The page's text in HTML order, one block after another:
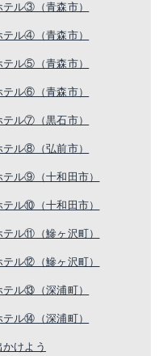
ル③（青森市）
ル④（青森市）
ル⑤（青森市）
ル⑥（青森市）
ル⑦（黒石市）
ル⑧（弘前市）
ル⑨（十和田市）
ル⑩（十和田市）
ル⑪（鰺ヶ沢町）
ル⑫（鰺ヶ沢町）
ル⑬（深浦町）
ル⑭（深浦町）
けよう